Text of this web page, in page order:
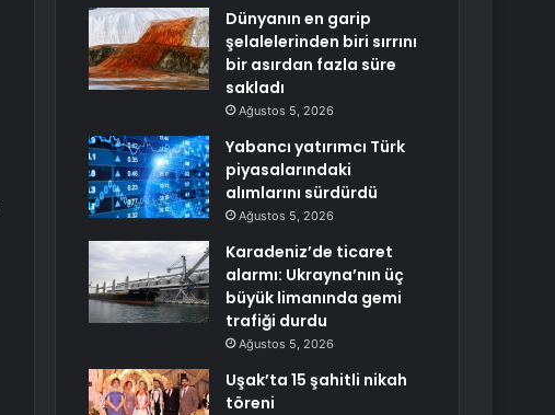
Dünyanın en garip
şelalelerinden biri sırrını
bir asırdan fazla süre
sakladı
Ağustos 5, 2026
Yabancı yatırımcı Türk
piyasalarındaki
alımlarını sürdürdü
Ağustos 5, 2026
Karadeniz’de ticaret
alarmı: Ukrayna’nın üç
büyük limanında gemi
trafiği durdu
Ağustos 5, 2026
Uşak’ta 15 şahitli nikah
töreni